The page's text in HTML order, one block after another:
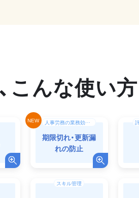
人事労務の業務効率化（DX）
期限切れ・更新漏
れの防止
スキル管理